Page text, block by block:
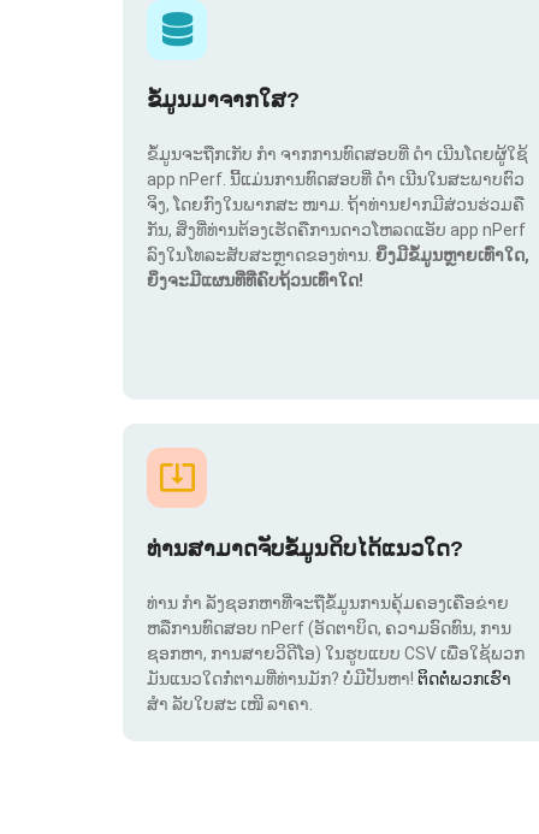
ຂໍ້ມູນມາຈາກໃສ?
ຂໍ້ມູນຈະຖືກເກັບ ກຳ ຈາກການທົດສອບທີ່ ດຳ ເນີນໂດຍຜູ້ໃຊ້
app nPerf. ນີ້ແມ່ນການທົດສອບທີ່ ດຳ ເນີນໃນສະພາບຕົວ
ຈິງ, ໂດຍກົງໃນພາກສະ ໜາມ. ຖ້າທ່ານຢາກມີສ່ວນຮ່ວມຄື
ກັນ, ສິ່ງທີ່ທ່ານຕ້ອງເຮັດຄືການດາວໂຫລດແອັບ app nPerf
ລົງໃນໂທລະສັບສະຫຼາດຂອງທ່ານ. ຍິ່ງມີຂໍ້ມູນຫຼາຍເທົ່າໃດ,
ຍິ່ງຈະມີແຜນທີ່ທີ່ຄົບຖ້ວນເທົ່າໃດ!
ທ່ານສາມາດຈັບຂໍ້ມູນດິບໄດ້ແນວໃດ?
ທ່ານ ກຳ ລັງຊອກຫາທີ່ຈະຖືຂໍ້ມູນການຄຸ້ມຄອງເຄືອຂ່າຍ
ຫລືການທົດສອບ nPerf (ອັດຕາບິດ, ຄວາມອົດທົນ, ການ
ຊອກຫາ, ການສາຍວິດີໂອ) ໃນຮູບແບບ CSV ເພື່ອໃຊ້ພວກ
ມັນແນວໃດກໍ່ຕາມທີ່ທ່ານມັກ? ບໍ່ມີປັນຫາ! ຕິດຕໍ່ພວກເຮົາ
ສຳ ລັບໃບສະ ເໜີ ລາຄາ.